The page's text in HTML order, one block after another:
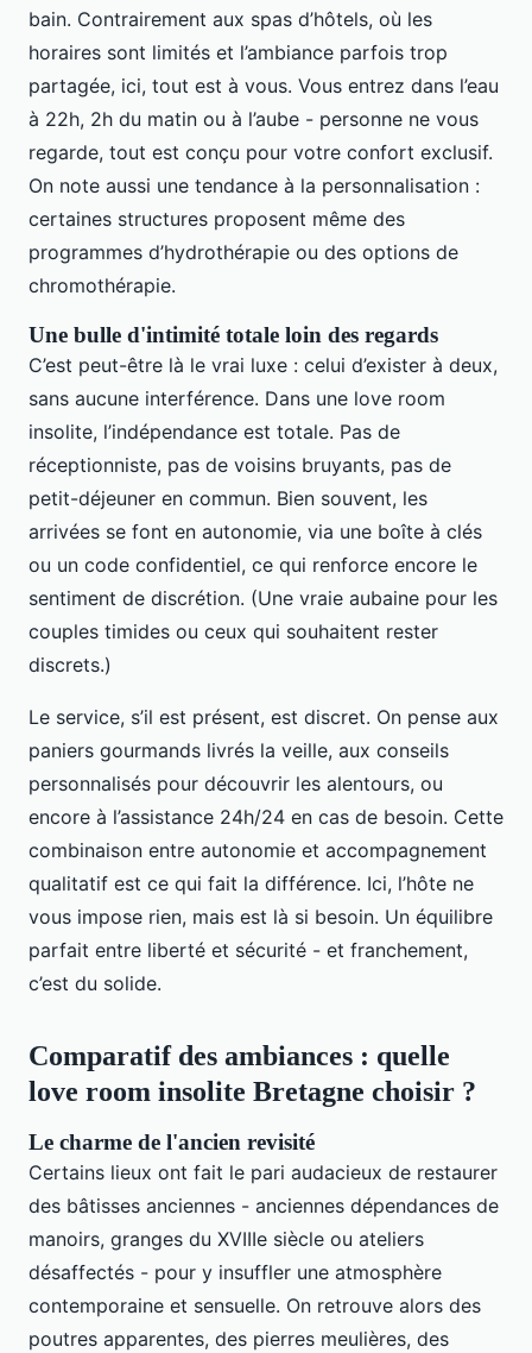
bain. Contrairement aux spas d’hôtels, où les
horaires sont limités et l’ambiance parfois trop
partagée, ici, tout est à vous. Vous entrez dans l’eau
à 22h, 2h du matin ou à l’aube - personne ne vous
regarde, tout est conçu pour votre confort exclusif.
On note aussi une tendance à la personnalisation :
certaines structures proposent même des
programmes d’hydrothérapie ou des options de
chromothérapie.
Une bulle d'intimité totale loin des regards
C’est peut-être là le vrai luxe : celui d’exister à deux,
sans aucune interférence. Dans une love room
insolite, l’indépendance est totale. Pas de
réceptionniste, pas de voisins bruyants, pas de
petit-déjeuner en commun. Bien souvent, les
arrivées se font en autonomie, via une boîte à clés
ou un code confidentiel, ce qui renforce encore le
sentiment de discrétion. (Une vraie aubaine pour les
couples timides ou ceux qui souhaitent rester
discrets.)
Le service, s’il est présent, est discret. On pense aux
paniers gourmands livrés la veille, aux conseils
personnalisés pour découvrir les alentours, ou
encore à l’assistance 24h/24 en cas de besoin. Cette
combinaison entre autonomie et accompagnement
qualitatif est ce qui fait la différence. Ici, l’hôte ne
vous impose rien, mais est là si besoin. Un équilibre
parfait entre liberté et sécurité - et franchement,
c’est du solide.
Comparatif des ambiances : quelle
love room insolite Bretagne choisir ?
Le charme de l'ancien revisité
Certains lieux ont fait le pari audacieux de restaurer
des bâtisses anciennes - anciennes dépendances de
manoirs, granges du XVIIIe siècle ou ateliers
désaffectés - pour y insuffler une atmosphère
contemporaine et sensuelle. On retrouve alors des
poutres apparentes, des pierres meulières, des